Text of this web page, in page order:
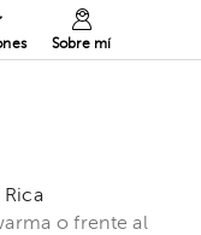
Sobre mí
Rica
o frente al